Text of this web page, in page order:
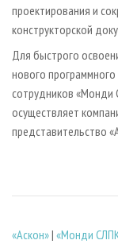
проектирования и
конструкторской
Для быстрого
нового
сотрудников «Монди
осуществляет
представительство
«Аскон»| «Монди